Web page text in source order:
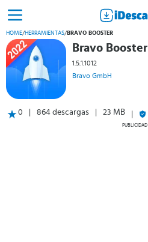
HOME/HERRAMIENTAS/ BRAVO BOOSTER
Bravo Booster
1.5.1.1012
Bravo GmbH
0 864 descargas 23 MB
PUBLICIDAD